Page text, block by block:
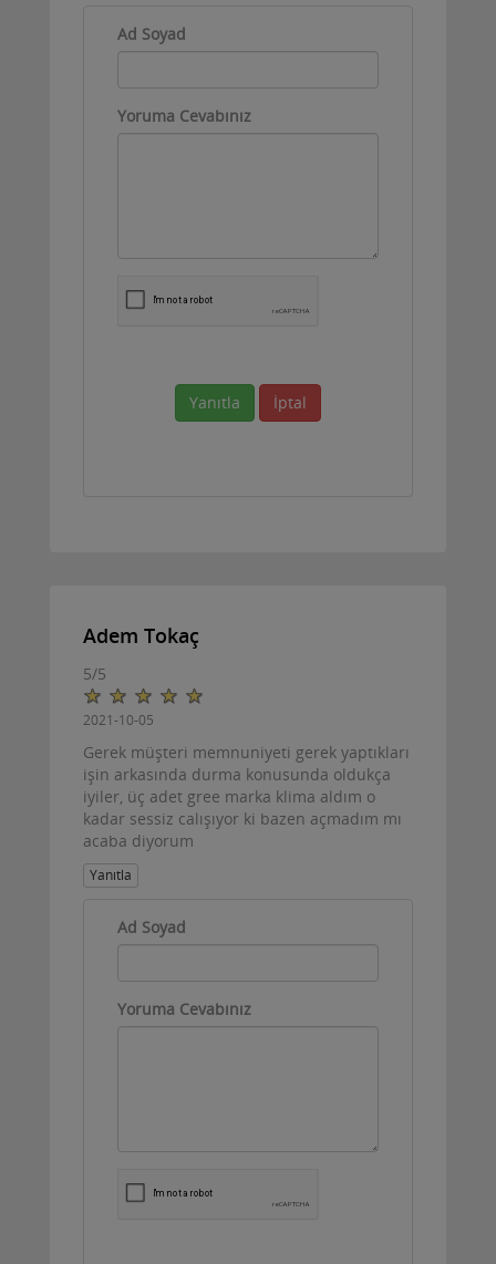
Ad Soyad
Yoruma Cevabınız
Yanıtla İptal
Adem Tokaç
5/5
2021-10-05
Gerek müşteri memnuniyeti gerek yaptıkları
işin arkasında durma konusunda oldukça
iyiler, üç adet gree marka klima aldım o
kadar sessiz calışıyor ki bazen açmadım mı
acaba diyorum
Yanıtla
Ad Soyad
Yoruma Cevabınız